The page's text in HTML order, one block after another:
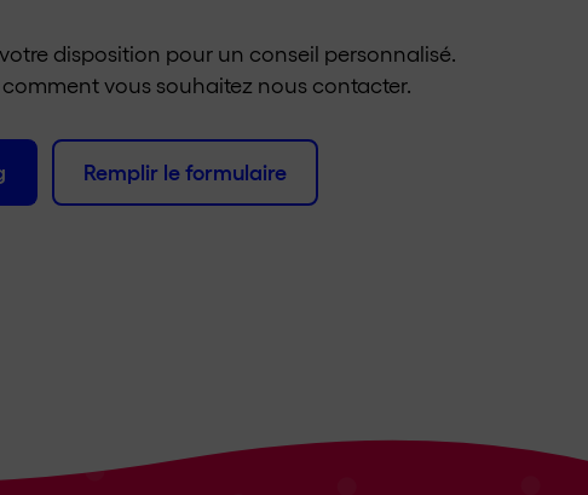
disposition pour un conseil personnalisé.
vous souhaitez nous contacter.
Remplir le formulaire